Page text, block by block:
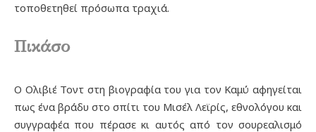
τοποθετηθεί πρόσωπα τραχιά.
Πικάσο
Ο Ολιβιέ Τοντ στη βιογραφία του για τον Καμύ αφηγείται
πως ένα βράδυ στο σπίτι του Μισέλ Λεϊρίς, εθνολόγου και
συγγραφέα που πέρασε κι αυτός από τον σουρεαλισμό